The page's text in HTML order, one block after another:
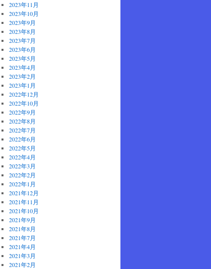
2023年11月
2023年10月
2023年9月
2023年8月
2023年7月
2023年6月
2023年5月
2023年4月
2023年2月
2023年1月
2022年12月
2022年10月
2022年9月
2022年8月
2022年7月
2022年6月
2022年5月
2022年4月
2022年3月
2022年2月
2022年1月
2021年12月
2021年11月
2021年10月
2021年9月
2021年8月
2021年7月
2021年4月
2021年3月
2021年2月